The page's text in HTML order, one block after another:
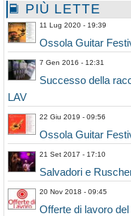
PIÙ LETTE
11 Lug 2020 - 19:39
Ossola Guitar
7 Gen 2016 - 12:31
Successo della
LAV
22 Giu 2019 - 09:56
Ossola Guitar
21 Set 2017 - 17:10
Salvadori e
20 Nov 2018 - 09:45
Offerte di lavoro